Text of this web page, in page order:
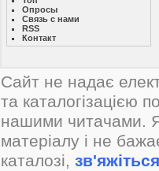
Опросы
Связь с нами
RSS
Контакт
Сайт не надає
та каталогізацією
нашими читачами.
матеріалу і не
каталозі,